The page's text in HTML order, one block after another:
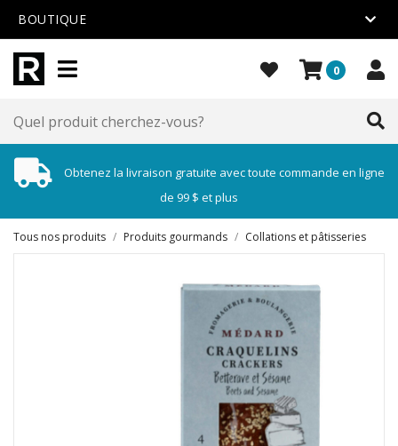
BOUTIQUE
0
Obtenez la livraison gratuite avec toute commande en ligne
de 99 $ et plus
Tous nos produits / Produits gourmands / Collations et pâtisseries